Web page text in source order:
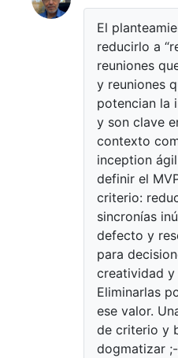
El
reducirlo a
reuniones
y reuniones
potencian la
y son clave
contexto
inception
definir el
criterio:
sincronías
defecto y
para
creatividad y
Eliminarlas
ese valor.
de criterio y
dogmatizar